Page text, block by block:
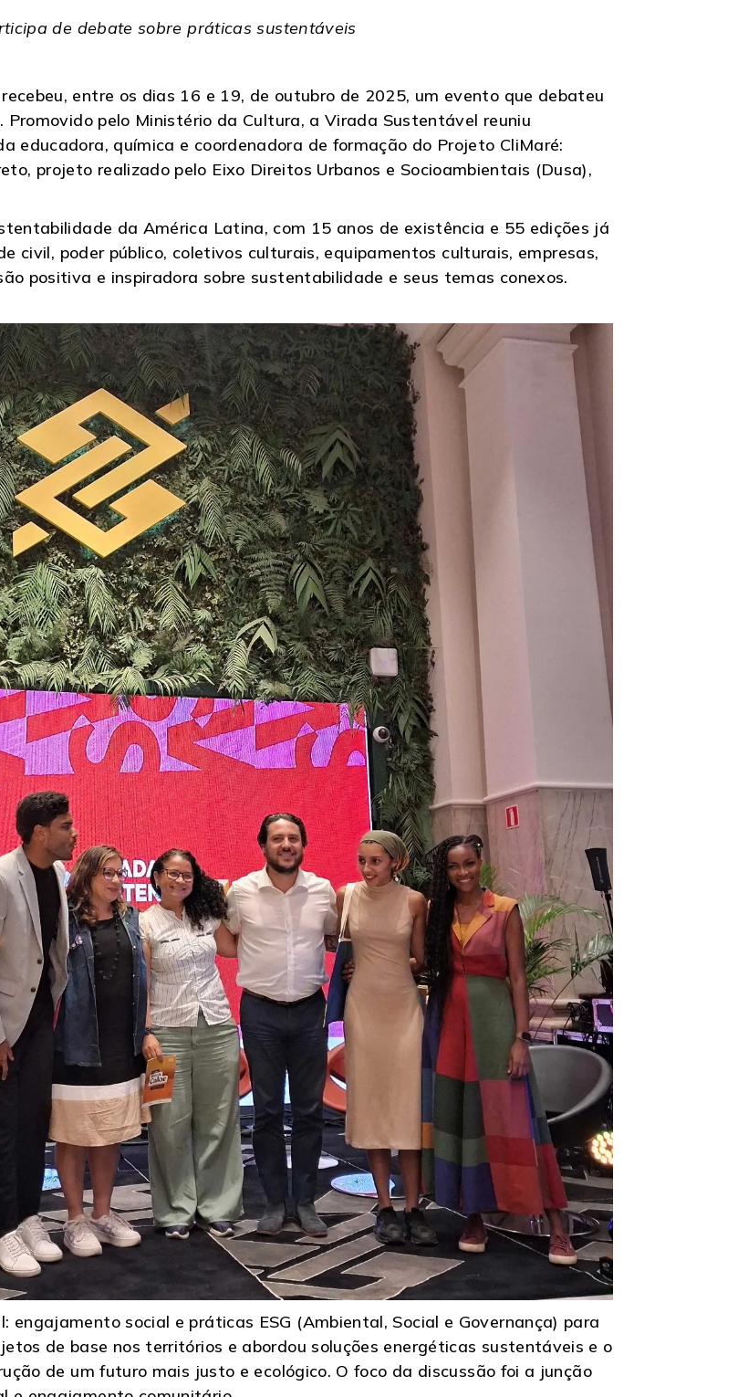
de debate sobre práticas sustentáveis
entre os dias 16 e 19, de outubro de 2025, um evento que debateu
pelo Ministério da Cultura, a Virada Sustentável reuniu
educadora, química e coordenadora de formação do Projeto CliMaré:
projeto realizado pelo Eixo Direitos Urbanos e Socioambientais (Dusa),
da América Latina, com 15 anos de existência e 55 edições já
civil, poder público, coletivos culturais, equipamentos culturais, empresas,
positiva e inspiradora sobre sustentabilidade e seus temas conexos.
engajamento social e práticas ESG (Ambiental, Social e Governança) para
de base nos territórios e abordou soluções energéticas sustentáveis e o
de um futuro mais justo e ecológico. O foco da discussão foi a junção